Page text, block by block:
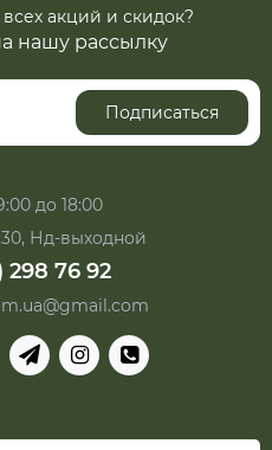
акций и скидок?
нашу рассылку
Подписаться
до 18:00
Нд-выходной
298 76 92